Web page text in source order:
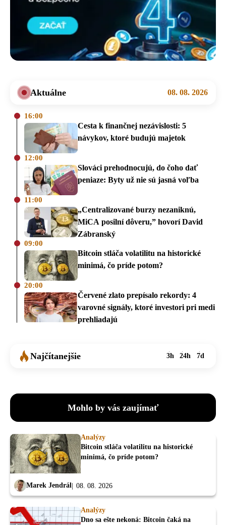
Aktuálne 08. 08. 2026
16:00
Cesta k finančnej nezávislosti: 5
návykov, ktoré budujú majetok
12:00
Slováci prehodnocujú, do čoho dať
peniaze: Byty už nie sú jasná voľba
11:00
„Centralizované burzy nezaniknú,
MiCA posilní dôveru,” hovorí David
Zábranský
09:00
Bitcoin stláča volatilitu na historické
minimá, čo príde potom?
20:00
Červené zlato prepísalo rekordy: 4
varovné signály, ktoré investori pri medi
prehliadajú
Najčítanejšie 3h 24h 7d
Mohlo by vás zaujímať
Analýzy
Bitcoin stláča volatilitu na historické
minimá, čo príde potom?
Marek Jendrál 08. 08. 2026
Analýzy
Dno sa ešte nekoná: Bitcoin čaká na